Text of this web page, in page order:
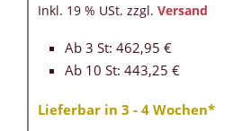
Inkl. 19 % USt. zzgl. Versand
Ab 3 St: 462,95 €
Ab 10 St: 443,25 €
Lieferbar in 3 - 4 Wochen*